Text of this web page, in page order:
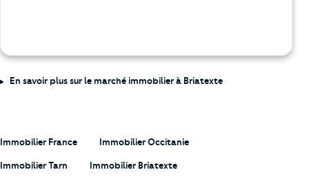
En savoir plus sur le marché immobilier à Briatexte
Immobilier France Immobilier Occitanie
Immobilier Tarn Immobilier Briatexte